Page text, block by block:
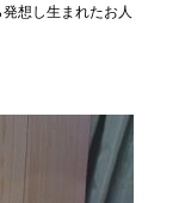
想し生まれたお人